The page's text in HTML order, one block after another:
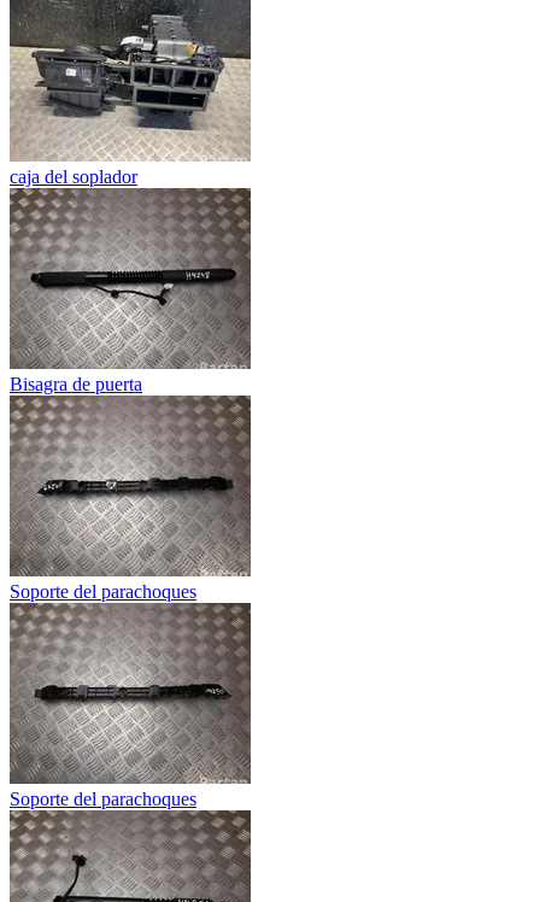
caja del soplador
Bisagra de puerta
Soporte del parachoques
Soporte del parachoques